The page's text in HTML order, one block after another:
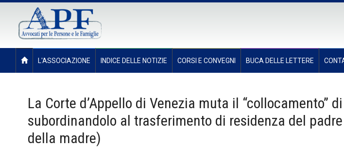
L'ASSOCIAZIONE INDICE DELLE NOTIZIE CORSI E CONVEGNI BUCA DELLE LETTERE
La Corte d’Appello di Venezia muta il “collocamento”
subordinandolo al trasferimento di residenza del
della madre)